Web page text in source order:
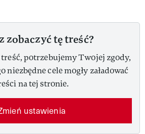
zobaczyć tę treść?
potrzebujemy Twojej zgody,
niezbędne cele mogły załadować
na tej stronie.
ustawienia